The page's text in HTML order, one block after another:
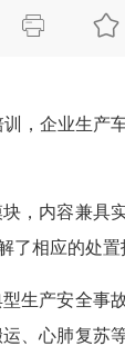
 
，企业生产
，内容兼具
相应的处置
生产安全事
、心肺复苏